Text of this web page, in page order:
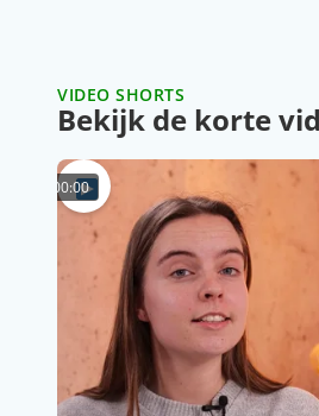
VIDEO SHORTS
Bekijk de korte
00:00